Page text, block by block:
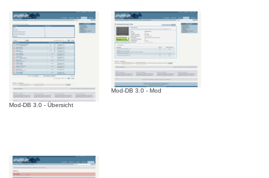
Mod-DB 3.0 - Übersicht
Mod-DB 3.0 - Mod